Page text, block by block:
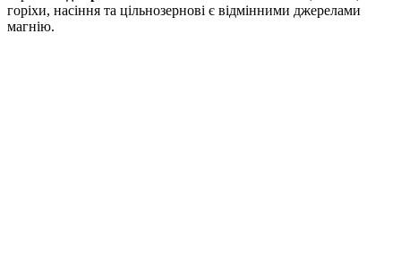
горіхи, насіння та цільнозернові є відмінними джерелами
магнію.